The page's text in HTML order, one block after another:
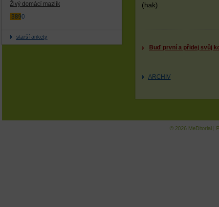
Živý domácí mazlík
3890
starší ankety
(hak)
Buď první a přidej svůj
ARCHIV
© 2026 MeDitorial |